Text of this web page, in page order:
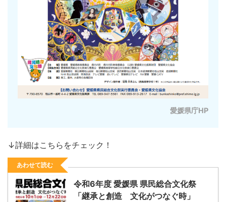
愛媛県庁HP
↓詳細はこちらをチェック！
あわせて読む
令和6年度 愛媛県 県民総合文化祭
「継承と創造 文化がつなぐ時」